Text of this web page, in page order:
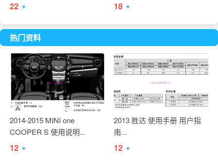
22 ✦ 18 ✦
热门资料
2014-2015 MINI one
COOPER S 使用说明...
12 ✦
2013 胜达 使用手册 用户指
南...
12 ✦